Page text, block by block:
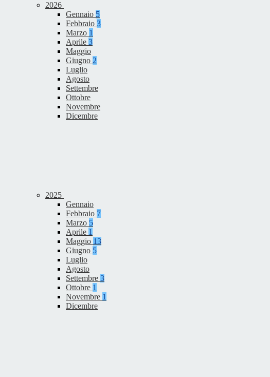
2026
Gennaio 5
Febbraio 3
Marzo 1
Aprile 3
Maggio
Giugno 2
Luglio
Agosto
Settembre
Ottobre
Novembre
Dicembre
2025
Gennaio
Febbraio 7
Marzo 5
Aprile 1
Maggio 13
Giugno 5
Luglio
Agosto
Settembre 3
Ottobre 1
Novembre 1
Dicembre